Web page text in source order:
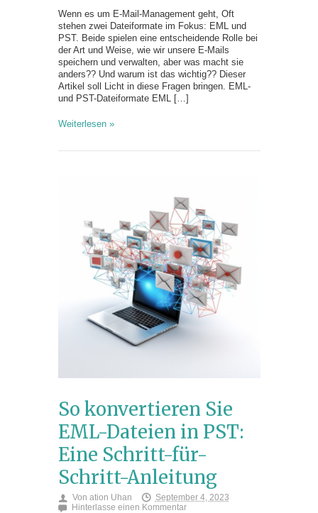
Wenn es um E-Mail-Management geht, Oft
stehen zwei Dateiformate im Fokus: EML und
PST. Beide spielen eine entscheidende Rolle bei
der Art und Weise, wie wir unsere E-Mails
speichern und verwalten, aber was macht sie
anders?? Und warum ist das wichtig?? Dieser
Artikel soll Licht in diese Fragen bringen. EML-
und PST-Dateiformate EML […]
Weiterlesen »
So konvertieren Sie
EML-Dateien in PST:
Eine Schritt-für-
Schritt-Anleitung
Von ation Uhan
September 4, 2023
Hinterlasse einen Kommentar